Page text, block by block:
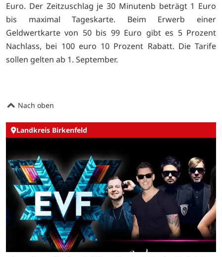
Euro. Der Zeitzuschlag je 30 Minutenb beträgt 1 Euro
bis maximal Tageskarte. Beim Erwerb einer
Geldwertkarte von 50 bis 99 Euro gibt es 5 Prozent
Nachlass, bei 100 euro 10 Prozent Rabatt. Die Tarife
sollen gelten ab 1. September.
Nach oben
Landkreis Birkenfeld